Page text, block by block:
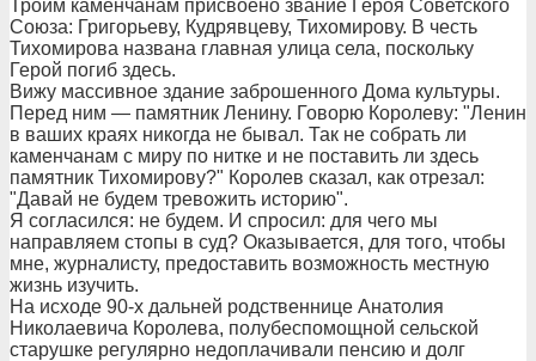
Троим каменчанам присвоено звание Героя Советского
Союза: Григорьеву, Кудрявцеву, Тихомирову. В честь
Тихомирова названа главная улица села, поскольку
Герой погиб здесь.
Вижу массивное здание заброшенного Дома культуры.
Перед ним — памятник Ленину. Говорю Королеву: "Ленин
в ваших краях никогда не бывал. Так не собрать ли
каменчанам с миру по нитке и не поставить ли здесь
памятник Тихомирову?" Королев сказал, как отрезал:
"Давай не будем тревожить историю".
Я согласился: не будем. И спросил: для чего мы
направляем стопы в суд? Оказывается, для того, чтобы
мне, журналисту, предоставить возможность местную
жизнь изучить.
На исходе 90-х дальней родственнице Анатолия
Николаевича Королева, полубеспомощной сельской
старушке регулярно недоплачивали пенсию и долг